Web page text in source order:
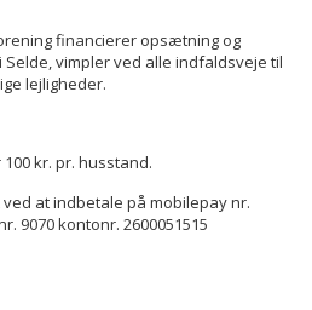
financierer opsætning og
vimpler ved alle indfaldsveje til
lejligheder.
kr. pr. husstand.
at indbetale på mobilepay nr.
9070 kontonr. 2600051515